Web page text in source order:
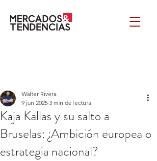
Kaja Kallas y su salto a
Bruselas: ¿Ambición europea o
estrategia nacional?
Walter Rivera
9 jun 2025 3 min de lectura